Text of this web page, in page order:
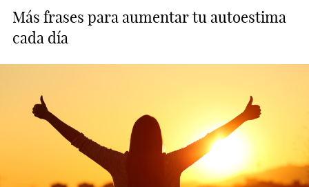
Más frases para aumentar tu autoestima
cada día